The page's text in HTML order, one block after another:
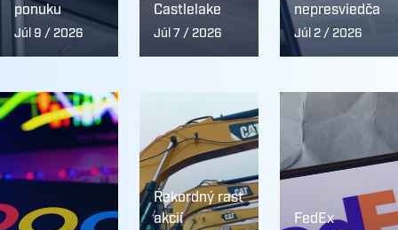
ponuku
Júl 9 / 2026
Castlelake
Júl 7 / 2026
nepresviedča
Júl 2 / 2026
Rekordný rast
akcií
FedEx